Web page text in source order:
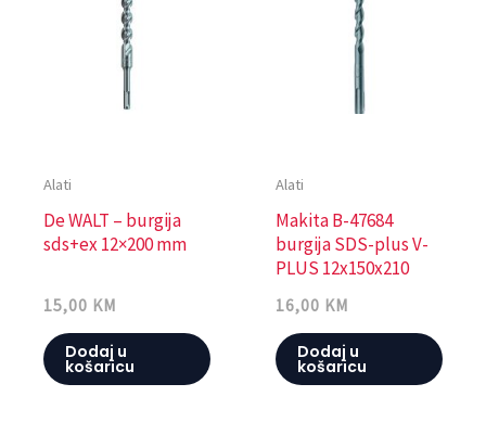
Alati
De WALT – burgija
sds+ex 12×200 mm
15,00 KM
Dodaj u
košaricu
Alati
Makita B-47684
burgija SDS-plus V-
PLUS 12x150x210
16,00 KM
Dodaj u
košaricu